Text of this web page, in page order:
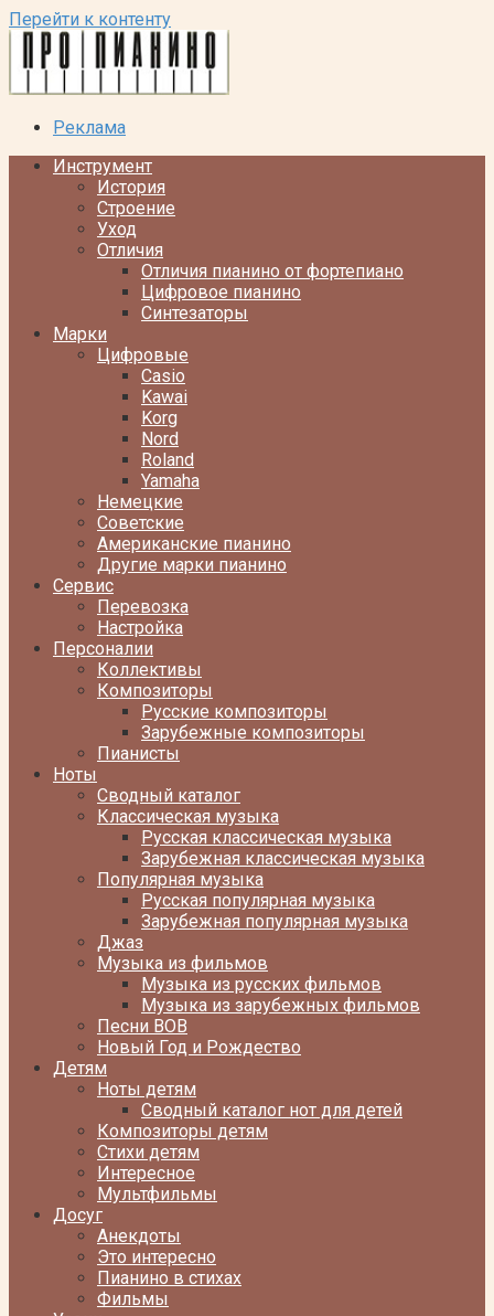
Перейти к контенту
Реклама
Инструмент
История
Строение
Уход
Отличия
Отличия пианино от фортепиано
Цифровое пианино
Синтезаторы
Марки
Цифровые
Casio
Kawai
Korg
Nord
Roland
Yamaha
Немецкие
Советские
Американские пианино
Другие марки пианино
Сервис
Перевозка
Настройка
Персоналии
Коллективы
Композиторы
Русские композиторы
Зарубежные композиторы
Пианисты
Ноты
Сводный каталог
Классическая музыка
Русская классическая музыка
Зарубежная классическая музыка
Популярная музыка
Русская популярная музыка
Зарубежная популярная музыка
Джаз
Музыка из фильмов
Музыка из русских фильмов
Музыка из зарубежных фильмов
Песни ВОВ
Новый Год и Рождество
Детям
Ноты детям
Сводный каталог нот для детей
Композиторы детям
Стихи детям
Интересное
Мультфильмы
Досуг
Анекдоты
Это интересно
Пианино в стихах
Фильмы